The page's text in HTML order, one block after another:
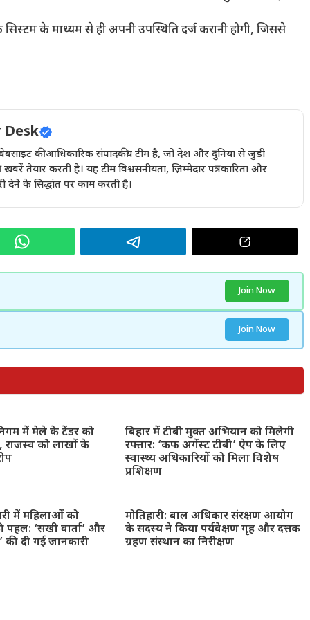
सिस्टम के माध्यम से ही अपनी उपस्थिति दर्ज करानी होगी, जिससे
Desk
की आधिकारिक संपादकीय टीम है, जो देश और दुनिया से जुड़ी
तैयार करती है। यह टीम विश्वसनीयता, ज़िम्मेदार पत्रकारिता और
देने के सिद्धांत पर काम करती है।
Join Now
Join Now
में मेले के टेंडर को
को लाखों के
बिहार में टीबी मुक्त अभियान को मिलेगी
रफ्तार: ‘कफ अगेंस्ट टीबी’ ऐप के लिए
स्वास्थ्य अधिकारियों को मिला विशेष
प्रशिक्षण
में महिलाओं को
‘सखी वार्ता’ और
की दी गई जानकारी
मोतिहारी: बाल अधिकार संरक्षण आयोग
के सदस्य ने किया पर्यवेक्षण गृह और दत्तक
ग्रहण संस्थान का निरीक्षण